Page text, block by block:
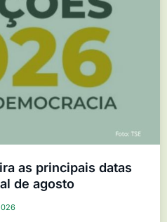
as principais datas
de agosto